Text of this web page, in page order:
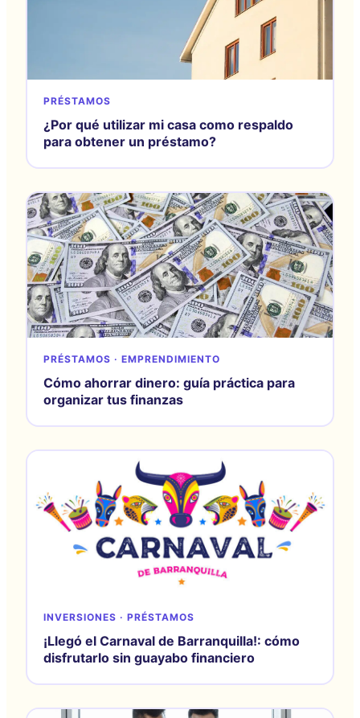
PRÉSTAMOS
¿Por qué utilizar mi casa como respaldo
para obtener un préstamo?
PRÉSTAMOS · EMPRENDIMIENTO
Cómo ahorrar dinero: guía práctica para
organizar tus finanzas
INVERSIONES · PRÉSTAMOS
¡Llegó el Carnaval de Barranquilla!: cómo
disfrutarlo sin guayabo financiero